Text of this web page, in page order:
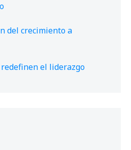
del crecimiento a
el liderazgo